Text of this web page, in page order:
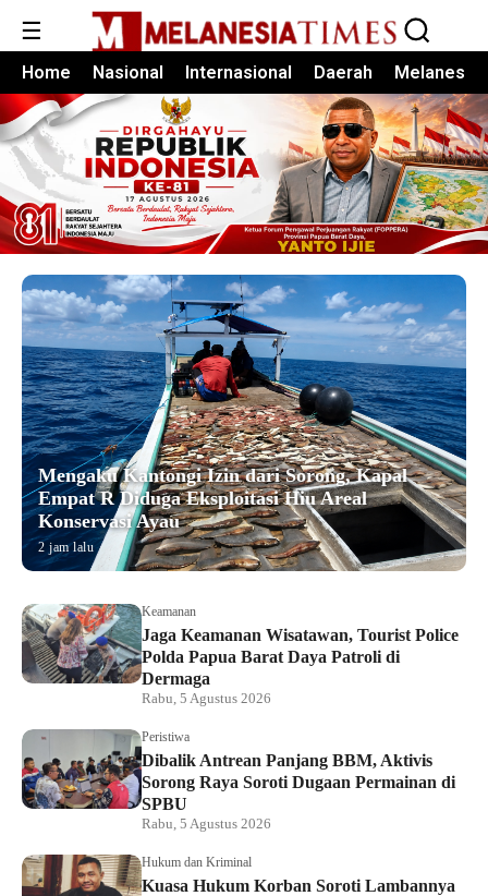
☰
Home Nasional Internasional Daerah Melanesia
Mengaku Kantongi Izin dari Sorong, Kapal
Empat R Diduga Eksploitasi Hiu Areal
Konservasi Ayau
2 jam lalu
Keamanan
Jaga Keamanan Wisatawan, Tourist Police
Polda Papua Barat Daya Patroli di
Dermaga
Rabu, 5 Agustus 2026
Peristiwa
Dibalik Antrean Panjang BBM, Aktivis
Sorong Raya Soroti Dugaan Permainan di
SPBU
Rabu, 5 Agustus 2026
Hukum dan Kriminal
Kuasa Hukum Korban Soroti Lambannya